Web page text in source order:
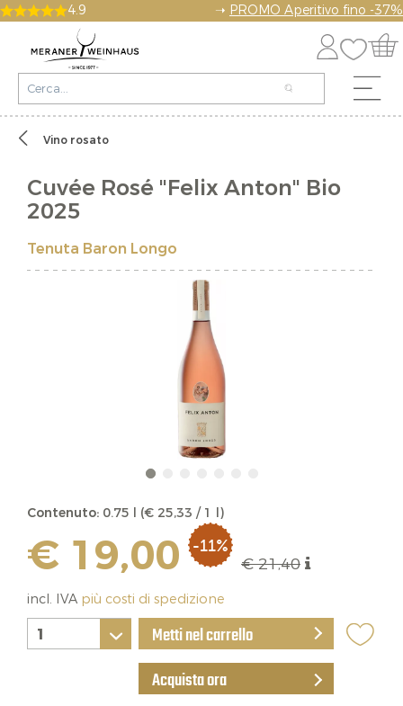
4.9 ➝ PROMO Aperitivo fino -37%
Vino rosato
Cuvée Rosé "Felix Anton" Bio
2025
Tenuta Baron Longo
Contenuto: 0.75 l (€ 25,33 / 1 l)
€ 19,00 -11%
€ 21,40
incl. IVA più costi di spedizione
Metti nel carrello
Acquista ora